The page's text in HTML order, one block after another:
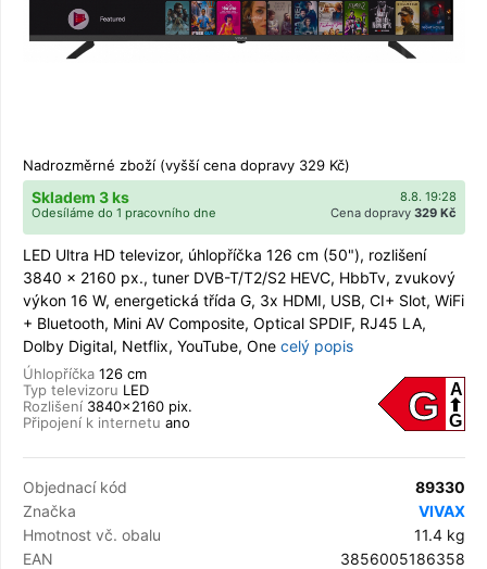
Nadrozměrné zboží (vyšší cena dopravy 329 Kč)
8.8. 19:28
Skladem 3 ks
Cena dopravy 329 Kč
Odesíláme do 1 pracovního dne
LED Ultra HD televizor, úhlopříčka 126 cm (50"), rozlišení
3840 x 2160 px., tuner DVB-T/T2/S2 HEVC, HbbTv, zvukový
výkon 16 W, energetická třída G, 3x HDMI, USB, CI+ Slot, WiFi
+ Bluetooth, Mini AV Composite, Optical SPDIF, RJ45 LA,
Dolby Digital, Netflix, YouTube, One celý popis
G
A
G
Úhlopříčka 126 cm
Typ televizoru LED
Rozlišení 3840x2160 pix.
Připojení k internetu ano
Objednací kód
89330
Značka
VIVAX
Hmotnost vč. obalu
11.4 kg
EAN
3856005186358